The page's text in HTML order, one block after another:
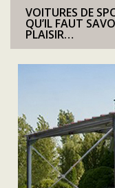
VOITURES DE
QU’IL FAUT
PLAISIR…